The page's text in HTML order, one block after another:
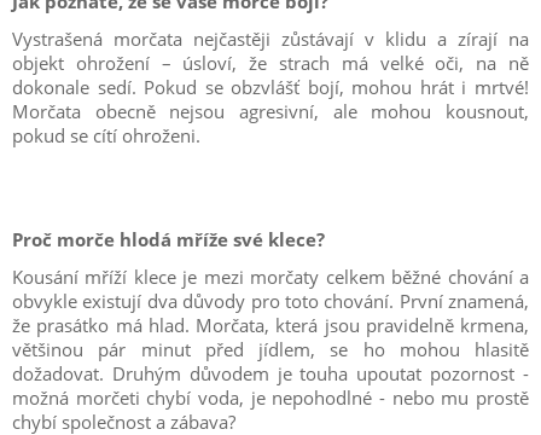
Vystrašená morčata nejčastěji zůstávají v klidu a zírají na
objekt ohrožení – úsloví, že strach má velké oči, na ně
dokonale sedí. Pokud se obzvlášť bojí, mohou hrát i mrtvé!
Morčata obecně nejsou agresivní, ale mohou kousnout,
pokud se cítí ohroženi.
Proč morče hlodá mříže své klece?
Kousání mříží klece je mezi morčaty celkem běžné chování a
obvykle existují dva důvody pro toto chování. První znamená,
že prasátko má hlad. Morčata, která jsou pravidelně krmena,
většinou pár minut před jídlem, se ho mohou hlasitě
dožadovat. Druhým důvodem je touha upoutat pozornost -
možná morčeti chybí voda, je nepohodlné - nebo mu prostě
chybí společnost a zábava?